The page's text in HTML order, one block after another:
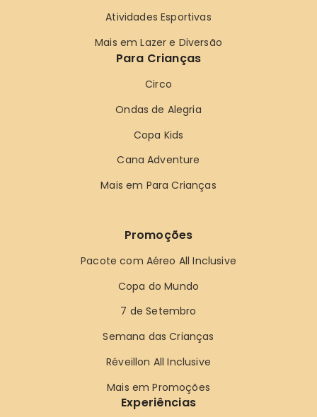
Atividades Esportivas
Mais em Lazer e Diversão
Para Crianças
Circo
Ondas de Alegria
Copa Kids
Cana Adventure
Mais em Para Crianças
Promoções
Pacote com Aéreo All Inclusive
Copa do Mundo
7 de Setembro
Semana das Crianças
Réveillon All Inclusive
Mais em Promoções
Experiências